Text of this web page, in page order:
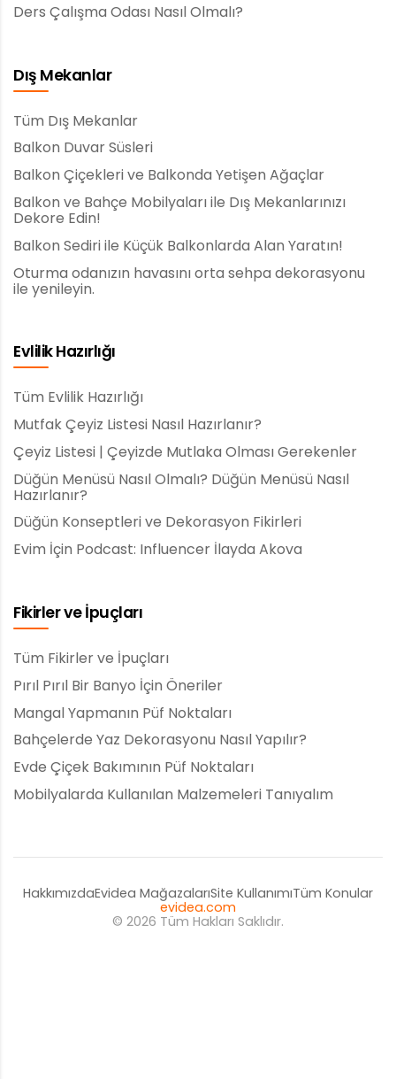
Ders Çalışma Odası Nasıl Olmalı?
Dış Mekanlar
Tüm Dış Mekanlar
Balkon Duvar Süsleri
Balkon Çiçekleri ve Balkonda Yetişen Ağaçlar
Balkon ve Bahçe Mobilyaları ile Dış Mekanlarınızı
Dekore Edin!
Balkon Sediri ile Küçük Balkonlarda Alan Yaratın!
Oturma odanızın havasını orta sehpa dekorasyonu
ile yenileyin.
Evlilik Hazırlığı
Tüm Evlilik Hazırlığı
Mutfak Çeyiz Listesi Nasıl Hazırlanır?
Çeyiz Listesi | Çeyizde Mutlaka Olması Gerekenler
Düğün Menüsü Nasıl Olmalı? Düğün Menüsü Nasıl
Hazırlanır?
Düğün Konseptleri ve Dekorasyon Fikirleri
Evim İçin Podcast: Influencer İlayda Akova
Fikirler ve İpuçları
Tüm Fikirler ve İpuçları
Pırıl Pırıl Bir Banyo İçin Öneriler
Mangal Yapmanın Püf Noktaları
Bahçelerde Yaz Dekorasyonu Nasıl Yapılır?
Evde Çiçek Bakımının Püf Noktaları
Mobilyalarda Kullanılan Malzemeleri Tanıyalım
HakkımızdaEvidea MağazalarıSite KullanımıTüm Konular
evidea.com
© 2026 Tüm Hakları Saklıdır.